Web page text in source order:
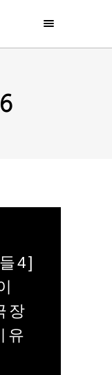
4]
장
유